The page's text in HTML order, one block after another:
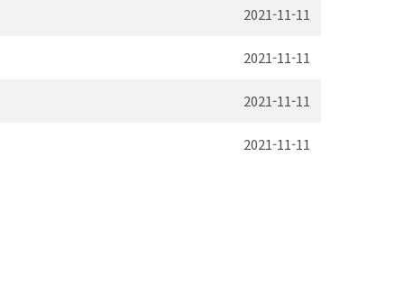
2021-11-11
2021-11-11
2021-11-11
2021-11-11